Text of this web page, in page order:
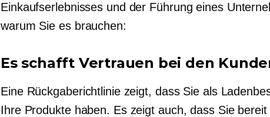
Einkaufserlebnisses und der Führung eines
warum Sie es brauchen:
Es schafft Vertrauen bei den
Eine Rückgaberichtlinie zeigt, dass Sie als
Ihre Produkte haben. Es zeigt auch, dass Sie